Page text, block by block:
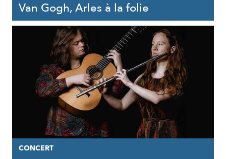
Van Gogh, Arles à la folie
CONCERT